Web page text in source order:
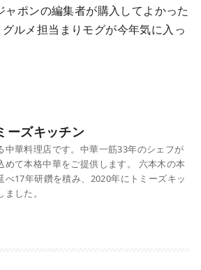
ポンの編集者が購入してよかった
ルメ担当まりモグが今年気に入っ
ーズキッチン
中華料理店です。中華一筋33年のシェフが
めて本格中華をご提供します。 六本木の本
べ17年研鑽を積み、2020年にトミーズキッ
した。